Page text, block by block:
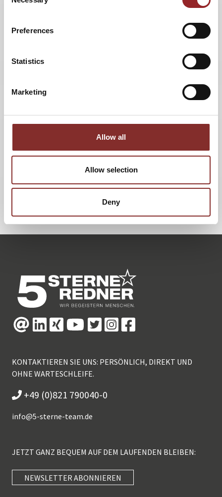
Selection
Preferences
Statistics
Marketing
Allow all
Allow selection
Deny
THOMAS MUDERLAK
Geschäftsleitung
KONTAKTIEREN SIE UNS: PERSÖNLICH, DIREKT UND
OHNE WARTESCHLEIFE.
+49 (0)821 790040-0
info@5-sterne-team.de
JETZT GANZ BEQUEM AUF DEM LAUFENDEN BLEIBEN:
NEWSLETTER ABONNIEREN